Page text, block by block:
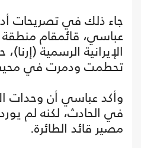
جاء ذلك في تصريحات
عباسي، قائمقام منطقة
الإيرانية الرسمية
تحطمت ودمرت في
وأكد عباسي أن وحدات
في الحادث، لكنه لم
مصير قائد الطائرة.